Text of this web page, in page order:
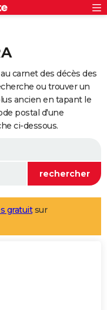
carnet des décès des
ou trouver un
ancien en tapant le
postal d'une
ci-dessous.
gratuitsur